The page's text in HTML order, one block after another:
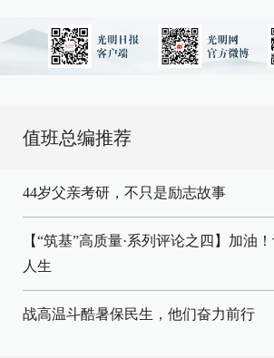
值班总编推荐
44岁父亲考研，不只是励志故事
【“筑基”高质量·系列评论之四】加油
人生
战高温斗酷暑保民生，他们奋力前行